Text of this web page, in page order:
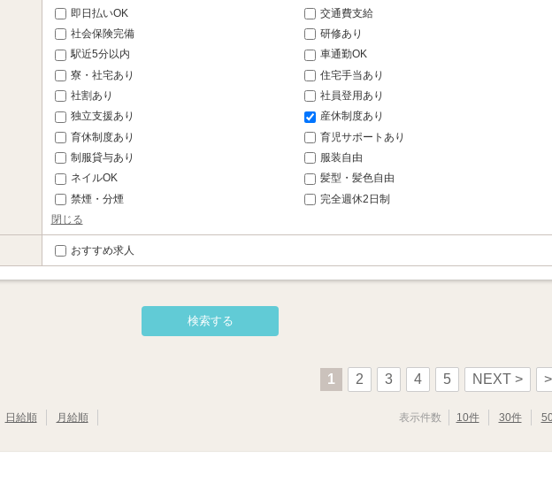
即日払いOK
交通費支給
社会保険完備
研修あり
駅近5分以内
車通勤OK
寮・社宅あり
住宅手当あり
社割あり
社員登用あり
独立支援あり
産休制度あり
育休制度あり
育児サポートあり
制服貸与あり
服装自由
ネイルOK
髪型・髪色自由
禁煙・分煙
完全週休2日制
閉じる
おすすめ求人
1 2 3 4 5 NEXT >
日給順 月給順 表示件数 10件 30件